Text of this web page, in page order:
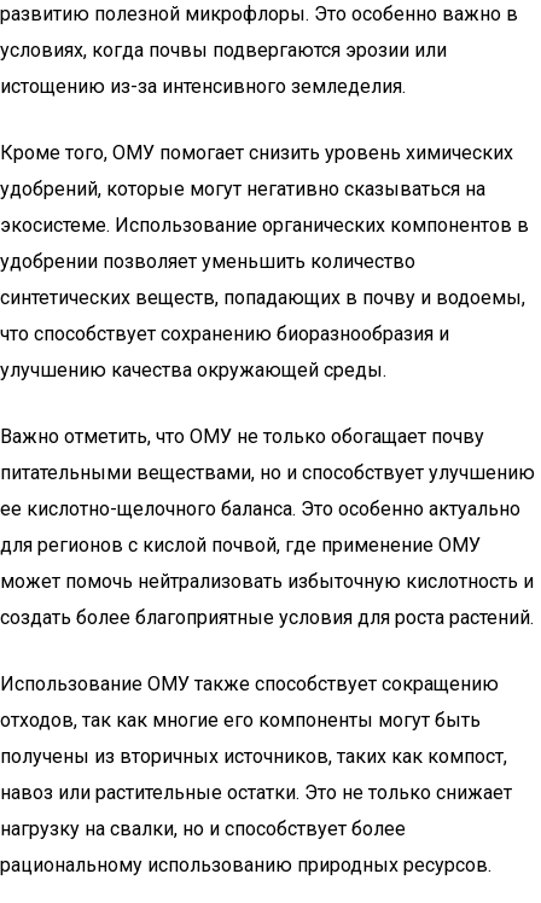
развитию полезной микрофлоры. Это особенно важно в
условиях, когда почвы подвергаются эрозии или
истощению из-за интенсивного земледелия.
Кроме того, ОМУ помогает снизить уровень химических
удобрений, которые могут негативно сказываться на
экосистеме. Использование органических компонентов в
удобрении позволяет уменьшить количество
синтетических веществ, попадающих в почву и водоемы,
что способствует сохранению биоразнообразия и
улучшению качества окружающей среды.
Важно отметить, что ОМУ не только обогащает почву
питательными веществами, но и способствует улучшению
ее кислотно-щелочного баланса. Это особенно актуально
для регионов с кислой почвой, где применение ОМУ
может помочь нейтрализовать избыточную кислотность и
создать более благоприятные условия для роста растений.
Использование ОМУ также способствует сокращению
отходов, так как многие его компоненты могут быть
получены из вторичных источников, таких как компост,
навоз или растительные остатки. Это не только снижает
нагрузку на свалки, но и способствует более
рациональному использованию природных ресурсов.